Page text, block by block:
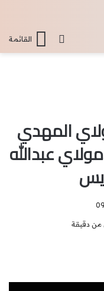
القائمةتسجيل
المهدي
عبدالله
من دقيقة